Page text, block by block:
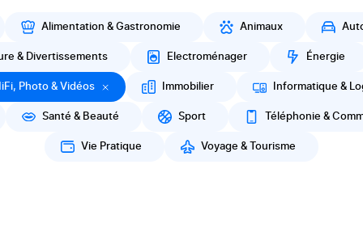
Alimentation & Gastronomie Animaux
& Divertissements Electroménager Énergie
Photo & Vidéos Immobilier Informatique &
Santé & Beauté Sport Téléphonie &
Vie Pratique Voyage & Tourisme